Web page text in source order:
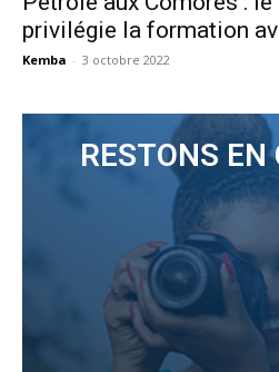
privilégie la formation
Kemba - 3 octobre 2022
RESTONS